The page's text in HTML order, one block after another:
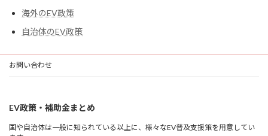
海外のEV政策
自治体のEV政策
お問い合わせ
EV政策・補助金まとめ
国や自治体は一般に知られている以上に、様々なEV普及支援策を用意してい